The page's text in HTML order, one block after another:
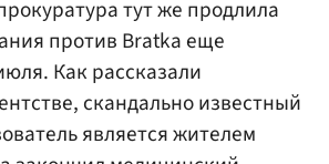
тут же продлила
против Bratka еще
Как рассказали
скандально известный
является жителем